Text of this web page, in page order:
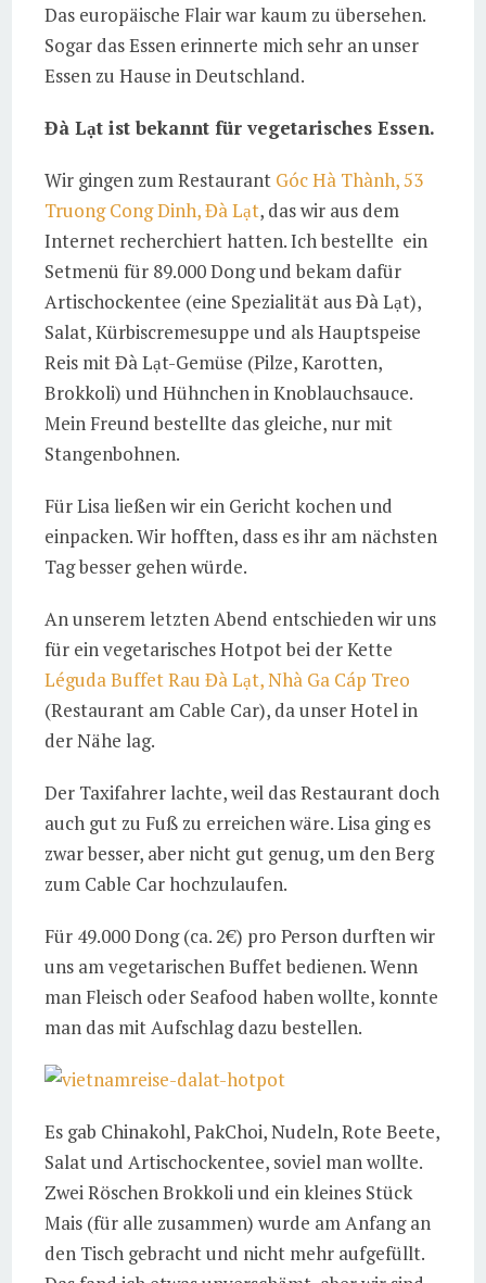
Das europäische Flair war kaum zu übersehen.
Sogar das Essen erinnerte mich sehr an unser
Essen zu Hause in Deutschland.
Đà Lạt ist bekannt für vegetarisches Essen.
Wir gingen zum Restaurant Góc Hà Thành, 53
Truong Cong Dinh, Đà Lạt, das wir aus dem
Internet recherchiert hatten. Ich bestellte ein
Setmenü für 89.000 Dong und bekam dafür
Artischockentee (eine Spezialität aus Đà Lạt),
Salat, Kürbiscremesuppe und als Hauptspeise
Reis mit Đà Lạt-Gemüse (Pilze, Karotten,
Brokkoli) und Hühnchen in Knoblauchsauce.
Mein Freund bestellte das gleiche, nur mit
Stangenbohnen.
Für Lisa ließen wir ein Gericht kochen und
einpacken. Wir hofften, dass es ihr am nächsten
Tag besser gehen würde.
An unserem letzten Abend entschieden wir uns
für ein vegetarisches Hotpot bei der Kette
Léguda Buffet Rau Đà Lạt, Nhà Ga Cáp Treo
(Restaurant am Cable Car), da unser Hotel in
der Nähe lag.
Der Taxifahrer lachte, weil das Restaurant doch
auch gut zu Fuß zu erreichen wäre. Lisa ging es
zwar besser, aber nicht gut genug, um den Berg
zum Cable Car hochzulaufen.
Für 49.000 Dong (ca. 2€) pro Person durften wir
uns am vegetarischen Buffet bedienen. Wenn
man Fleisch oder Seafood haben wollte, konnte
man das mit Aufschlag dazu bestellen.
Es gab Chinakohl, PakChoi, Nudeln, Rote Beete,
Salat und Artischockentee, soviel man wollte.
Zwei Röschen Brokkoli und ein kleines Stück
Mais (für alle zusammen) wurde am Anfang an
den Tisch gebracht und nicht mehr aufgefüllt.